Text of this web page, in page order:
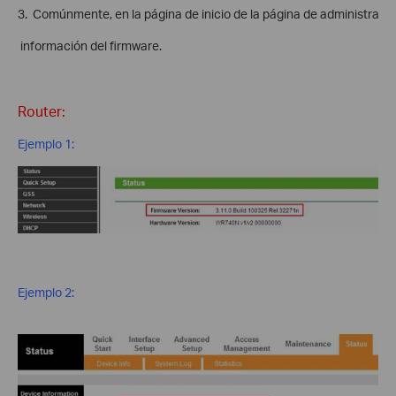
3. Comúnmente, en la página de inicio de la página de
información del firmware.
Router:
Ejemplo 1:
Ejemplo 2: